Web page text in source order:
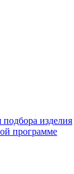
изделия
программе